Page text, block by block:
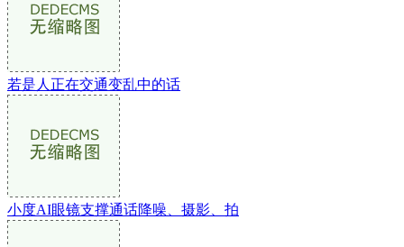
若是人正在交通变乱中的话
小度AI眼镜支撑通话降噪、摄影、拍